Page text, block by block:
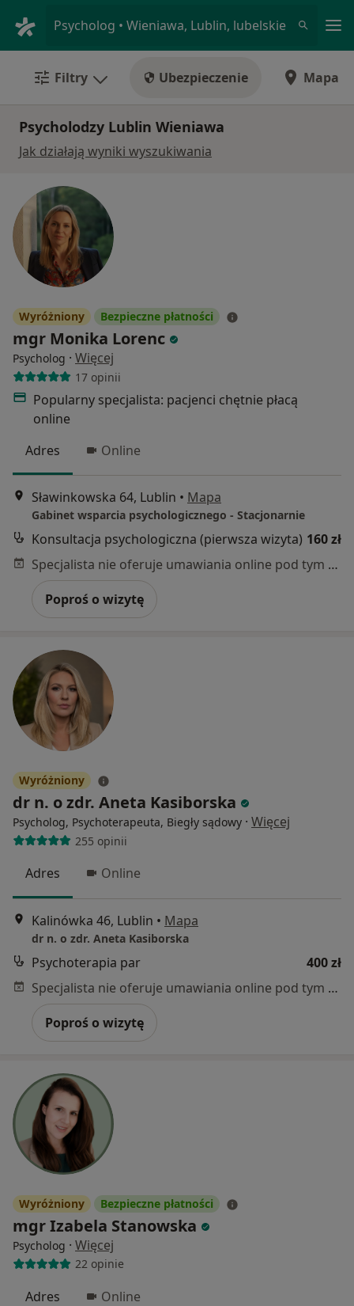
Psycholog • Wieniawa, Lublin, lubelskie
Filtry Ubezpieczenie Mapa
Psycholodzy Lublin Wieniawa
Jak działają wyniki wyszukiwania
Wyróżniony Bezpieczne płatności
mgr Monika Lorenc
Psycholog · Więcej
17 opinii
Popularny specjalista: pacjenci chętnie płacą
online
Adres
Online
Sławinkowska 64, Lublin • Mapa
Gabinet wsparcia psychologicznego - Stacjonarnie
Konsultacja psychologiczna (pierwsza wizyta) 160 zł
Specjalista nie oferuje umawiania online pod tym adresem.
Poproś o wizytę
Wyróżniony
dr n. o zdr. Aneta Kasiborska
Psycholog, Psychoterapeuta, Biegły sądowy · Więcej
255 opinii
Adres Online
Kalinówka 46, Lublin • Mapa
dr n. o zdr. Aneta Kasiborska
Psychoterapia par
400 zł
Specjalista nie oferuje umawiania online pod tym adresem.
Poproś o wizytę
Wyróżniony Bezpieczne płatności
mgr Izabela Stanowska
Psycholog · Więcej
22 opinie
Adres Online